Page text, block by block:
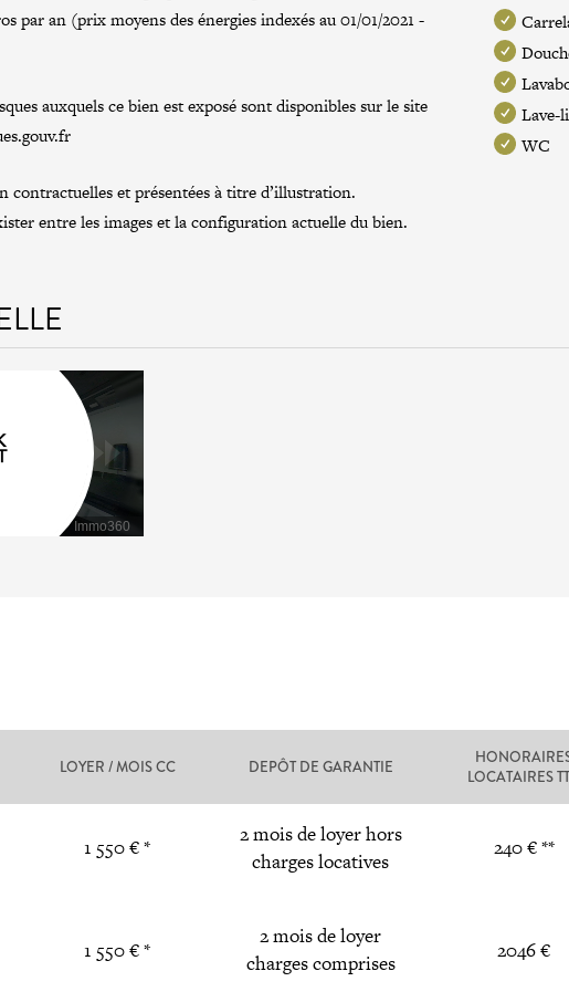
par an (prix moyens des énergies indexés au 01/01/2021 -
auxquels ce bien est exposé sont disponibles sur le site
contractuelles et présentées à titre d’illustration.
entre les images et la configuration actuelle du bien.
Lave-
WC
LOYER / MOIS CC DEPÔT DE GARANTIE
LOCATAIRES
1 550 € *
2 mois de loyer hors
charges locatives
240 € **
1 550 € *
2 mois de loyer
charges comprises
2046 €